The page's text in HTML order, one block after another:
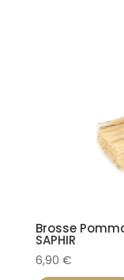
Brosse
SAPHIR
6,90 €